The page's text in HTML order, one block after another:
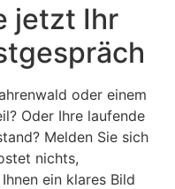
jetzt Ihr
oder einem
Oder Ihre laufende
Melden Sie sich
nichts,
ein klares Bild